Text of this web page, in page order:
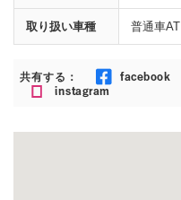
取り扱い車種 普通車
共有する：